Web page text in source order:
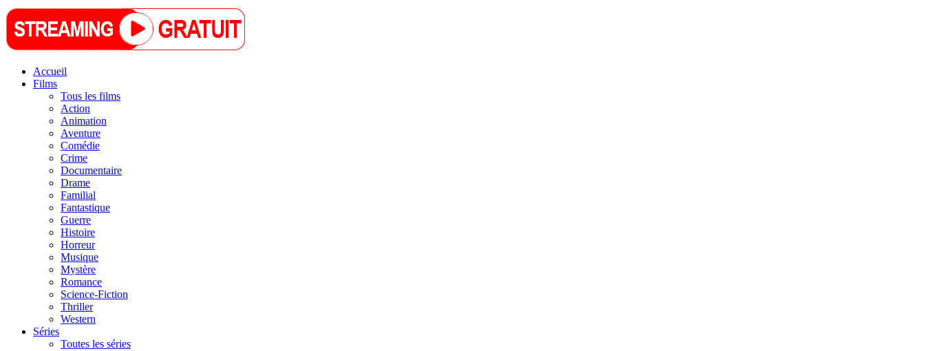
Accueil
Films
Tous les films
Action
Animation
Aventure
Comédie
Crime
Documentaire
Drame
Familial
Fantastique
Guerre
Histoire
Horreur
Musique
Mystère
Romance
Science-Fiction
Thriller
Western
Séries
Toutes les séries